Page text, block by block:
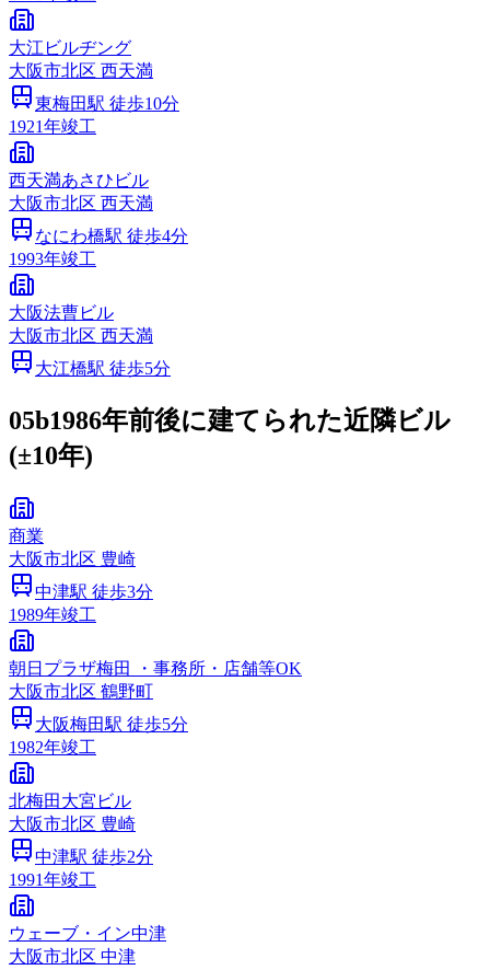
大江ビルヂング
大阪市北区 西天満
東梅田駅 徒歩10分
1921年竣工
西天満あさひビル
大阪市北区 西天満
なにわ橋駅 徒歩4分
1993年竣工
大阪法曹ビル
大阪市北区 西天満
大江橋駅 徒歩5分
05b1986年前後に建てられた近隣ビル
(±10年)
商業
大阪市北区 豊崎
中津駅 徒歩3分
1989年竣工
朝日プラザ梅田 ・事務所・店舗等OK
大阪市北区 鶴野町
大阪梅田駅 徒歩5分
1982年竣工
北梅田大宮ビル
大阪市北区 豊崎
中津駅 徒歩2分
1991年竣工
ウェーブ・イン中津
大阪市北区 中津